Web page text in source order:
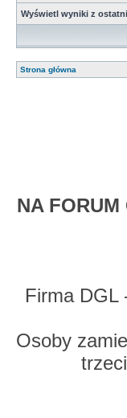
Wyświetl wyniki z
Strona główna
NA
Firma DGL
Osoby